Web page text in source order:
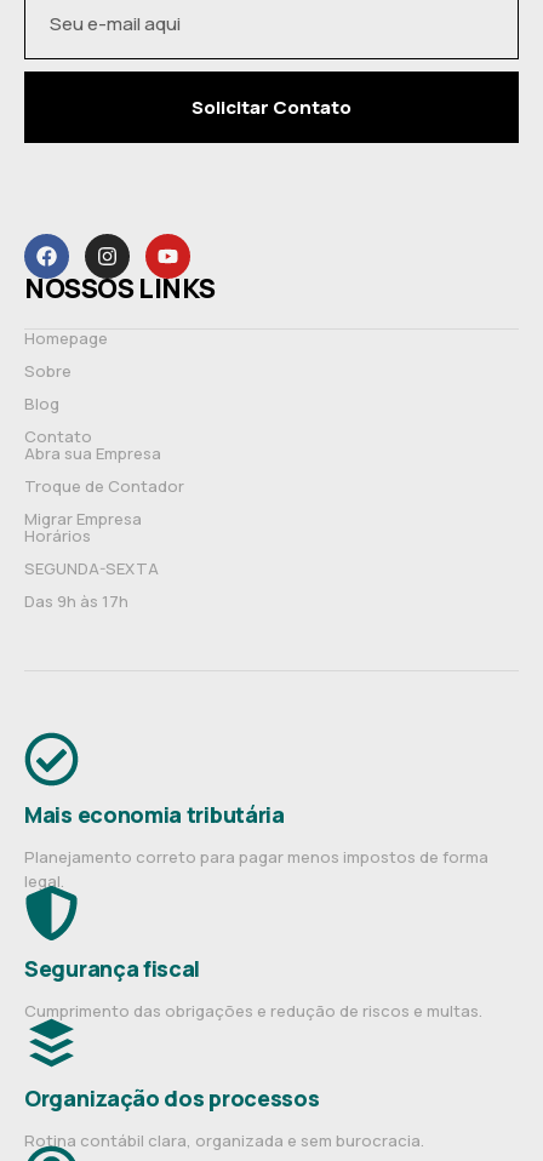
Solicitar Contato
NOSSOS LINKS
Homepage
Sobre
Blog
Contato
Abra sua Empresa
Troque de Contador
Migrar Empresa
Horários
SEGUNDA-SEXTA
Das 9h às 17h
Mais economia tributária
Planejamento correto para pagar menos impostos de forma
legal.
Segurança fiscal
Cumprimento das obrigações e redução de riscos e multas.
Organização dos processos
Rotina contábil clara, organizada e sem burocracia.